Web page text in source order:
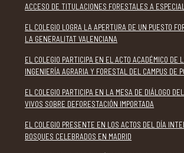
ACCESO DE TITULACIONES FORESTALES A
EL COLEGIO LOGRA LA APERTURA DE UN PUESTO
LA GENERALITAT VALENCIANA
EL COLEGIO PARTICIPA EN EL ACTO ACADÉMICO DE
INGENIERÍA AGRARIA Y FORESTAL DEL CAMPUS DE
EL COLEGIO PARTICIPA EN LA MESA DE DIÁLOGO
VIVOS SOBRE DEFORESTACIÓN IMPORTADA
EL COLEGIO PRESENTE EN LOS ACTOS DEL DÍA
BOSQUES CELEBRADOS EN MADRID